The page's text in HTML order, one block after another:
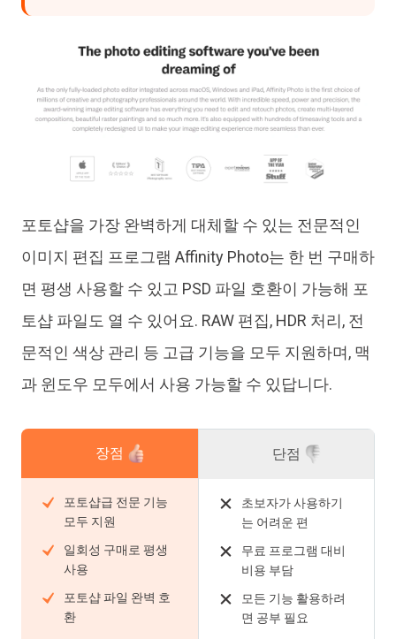
포토샵을 가장 완벽하게 대체할 수 있는 전문적인
이미지 편집 프로그램 Affinity Photo는 한 번 구매하
면 평생 사용할 수 있고 PSD 파일 호환이 가능해 포
토샵 파일도 열 수 있어요. RAW 편집, HDR 처리, 전
문적인 색상 관리 등 고급 기능을 모두 지원하며, 맥
과 윈도우 모두에서 사용 가능할 수 있답니다.
장점
포토샵급 전문 기능
모두 지원
일회성 구매로 평생
사용
포토샵 파일 완벽 호
환
단점
초보자가 사용하기
는 어려운 편
무료 프로그램 대비
비용 부담
모든 기능 활용하려
면 공부 필요